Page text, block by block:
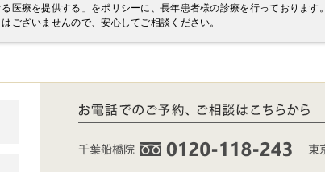
医療を提供する」をポリシーに、長年患者様の診療を行っております。
ございませんので、安心してご相談ください。